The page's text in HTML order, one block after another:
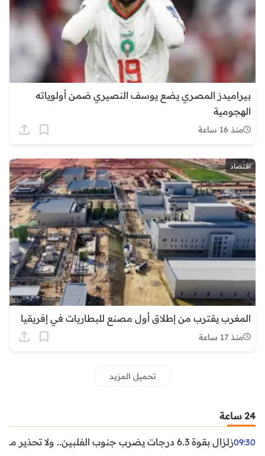
بيراميدز المصري يضع يوسف النصيري ضمن أولوياته
الهجومية
منذ 16 ساعة
اقتصاد
المغرب يقترب من إطلاق أول مصنع للبطاريات في إفريقيا
منذ 17 ساعة
تحميل المزيد
24 ساعة
09:30زلزال بقوة 6.3 درجات يضرب جنوب الفلبين.. ولا تحذير من تسونامي حتى الآن